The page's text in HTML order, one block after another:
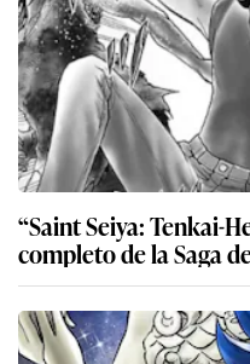
“Saint Seiya: Tenkai-
completo de la Saga